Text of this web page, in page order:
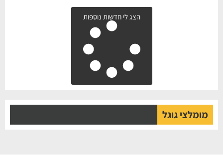
הצג לי חדשות נוספות
מומלצי גוגל